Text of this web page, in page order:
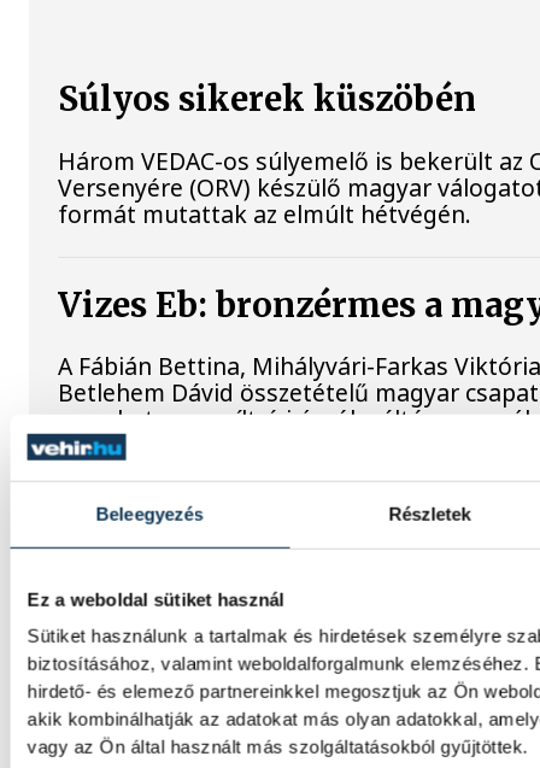
Beleegyezés Részletek
Ez a weboldal sütiket használ
Sütiket használunk a tartalmak és hirdetések személyre
biztosításához, valamint weboldalforgalmunk
hirdető- és elemező partnereinkkel megosztjuk az Ön
akik kombinálhatják az adatokat más olyan adatokkal,
vagy az Ön által használt más szolgáltatásokból gyűjtöttek.
Súlyos sikerek küszöbén
Három VEDAC-os súlyemelő is bekerült az
Versenyére (ORV) készülő magyar
formát mutattak az elmúlt hétvégén.
Vizes Eb: bronzérmes a
A Fábián Bettina, Mihályvári-Farkas
Betlehem Dávid összetételű magyar
szombaton a nyíltvízi úszók
A gólok mellett a könnyek
Gasper Marguc elköszönt
Érzelmekben és gólokban gazdag
veszprémi közönség péntek este. A One
hazai mérkőzésén fölényesen nyert a
azonban Gasper Marguc búcsúja miatt
szlovén közönségkedvenc utoljára öltötte
mezét, amelyet a klub örökre